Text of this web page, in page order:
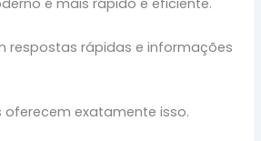
é mais rápido e eficiente.
respostas rápidas e informações
oferecem exatamente isso.